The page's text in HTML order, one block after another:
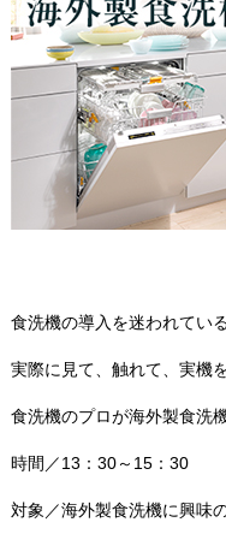
食洗機の導入を迷われてい
実際に見て、触れて、実機
食洗機のプロが海外製食洗
時間／13：30～15：30
対象／海外製食洗機に興味